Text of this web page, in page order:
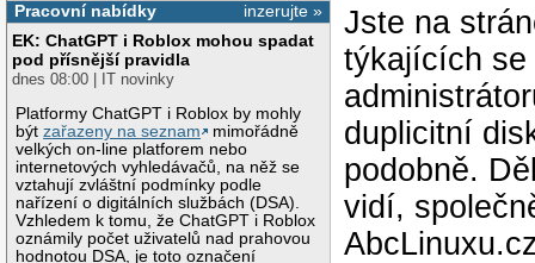
inzerujte »
Pracovní nabídky
EK: ChatGPT i Roblox mohou spadat
pod přísnější pravidla
dnes 08:00 | IT novinky
Platformy ChatGPT i Roblox by mohly
býtzařazeny na seznam
mimořádně
velkých on-line platforem nebo
internetových vyhledávačů, na něž se
vztahují zvláštní podmínky podle
nařízení o digitálních službách (DSA).
Vzhledem k tomu, že ChatGPT i Roblox
oznámily počet uživatelů nad prahovou
hodnotou DSA, je toto označení
Jste na
týkajících se
duplicitní
podobně.
vidí,